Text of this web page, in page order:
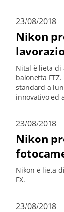
23/08/2018
Nikon
Nital è lieta di
baionetta
standard a
innovativo ed
23/08/2018
Nikon
Nikon è lieta
FX.
23/08/2018